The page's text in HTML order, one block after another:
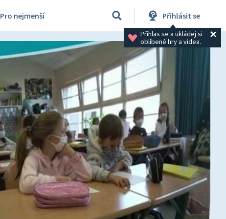
Pro nejmenší Přihlásit se
Přihlas se a ukládej si
oblíbené hry a videa.